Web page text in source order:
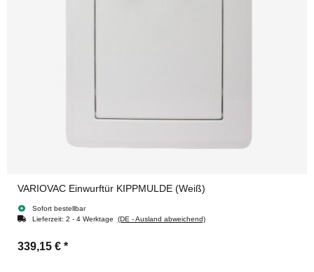
VARIOVAC Einwurftür KIPPMULDE (Weiß)
Sofort bestellbar
Lieferzeit: 2 - 4 Werktage (DE - Ausland abweichend)
339,15 € *